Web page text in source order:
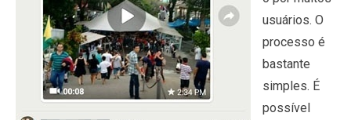
usuários. O
processo é
bastante
simples. É
possível